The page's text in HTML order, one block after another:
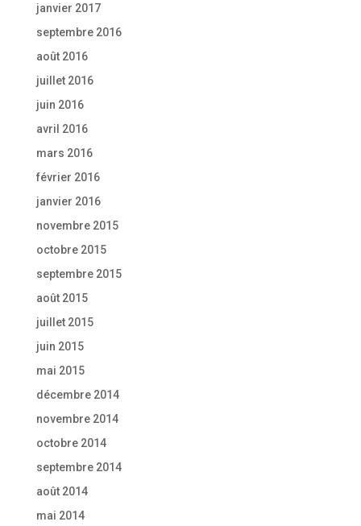
janvier 2017
septembre 2016
août 2016
juillet 2016
juin 2016
avril 2016
mars 2016
février 2016
janvier 2016
novembre 2015
octobre 2015
septembre 2015
août 2015
juillet 2015
juin 2015
mai 2015
décembre 2014
novembre 2014
octobre 2014
septembre 2014
août 2014
mai 2014